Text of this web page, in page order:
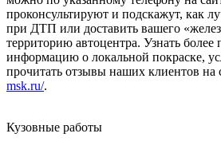
проконсультируют и подскажут, как
при ДТП или доставить вашего
территорию автоцентра. Узнать
информацию о локальной покраске,
прочитать отзывы наших клиентов на
msk.ru/.
Кузовные работы